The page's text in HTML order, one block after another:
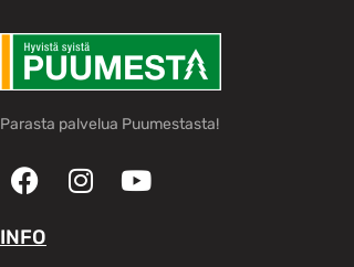
Parasta palvelua Puumestasta!
INFO